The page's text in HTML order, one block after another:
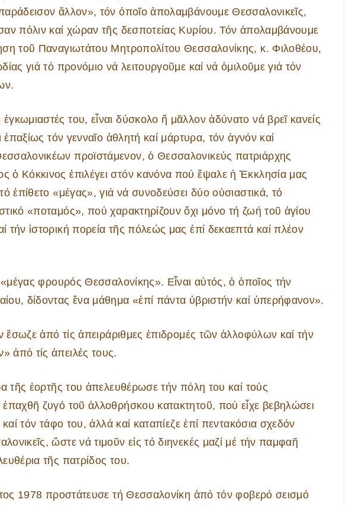
ἄλλον», τόν ὁποῖο ἀπολαμβάνουμε Θεσσαλονικεῖς,
πόλιν καί χώραν τῆς δεσποτείας Κυρίου. Τόν ἀπολαμβάνουμε
τοῦ Παναγιωτάτου Μητροπολίτου Θεσσαλονίκης, κ. Φιλοθέου,
γιά τό προνόμιο νά λειτουργοῦμε καί νά ὁμιλοῦμε γιά τόν
του, εἶναι δύσκολο ἤ μᾶλλον ἀδύνατο νά βρεῖ κανείς
ἐπαξίως τόν γενναῖο ἀθλητή καί μάρτυρα, τόν ἁγνόν καί
προϊστάμενον, ὁ Θεσσαλονικεύς πατριάρχης
ὁ Κόκκινος ἐπιλέγει στόν κανόνα πού ἔψαλε ἡ Ἐκκλησία μας
ἐπίθετο «μέγας», γιά νά συνοδεύσει δύο οὐσιαστικά, τό
«ποταμός», πού χαρακτηρίζουν ὄχι μόνο τή ζωή τοῦ ἁγίου
τήν ἱστορική πορεία τῆς πόλεώς μας ἐπί δεκαεπτά καί πλέον
«μέγας φρουρός Θεσσαλονίκης». Εἶναι αὐτός, ὁ ὁποῖος τήν
δίδοντας ἕνα μάθημα «ἐπί πάντα ὑβριστήν καί ὑπερήφανον».
ἔσωζε ἀπό τίς ἀπειράριθμες ἐπιδρομές τῶν ἀλλοφύλων καί τήν
ἀπό τίς ἀπειλές τους.
τῆς ἑορτῆς του ἀπελευθέρωσε τήν πόλη του καί τούς
ζυγό τοῦ ἀλλοθρήσκου κατακτητοῦ, πού εἶχε βεβηλώσει
τόν τάφο του, ἀλλά καί καταπίεζε ἐπί πεντακόσια σχεδόν
ὥστε νά τιμοῦν εἰς τό διηνεκές μαζί μέ τήν παμφαῆ
τῆς πατρίδος του.
1978 προστάτευσε τή Θεσσαλονίκη ἀπό τόν φοβερό σεισμό